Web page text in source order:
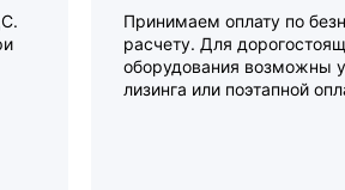
Принимаем оплату по
расчету. Для
оборудования возможны
лизинга или поэтапной